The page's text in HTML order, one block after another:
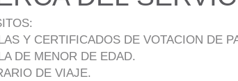
Y CERTIFICADOS DE VOTACION DE
DE MENOR DE EDAD.
DE VIAJE.